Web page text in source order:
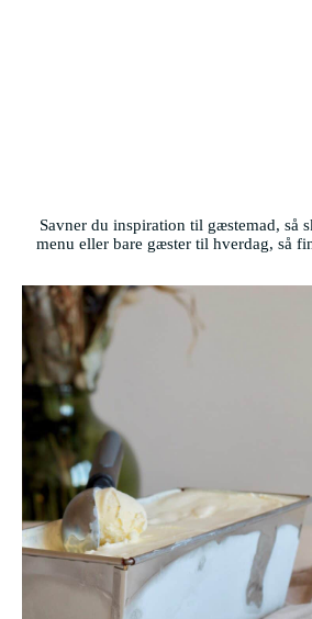
Savner du inspiration til gæstemad, så
menu eller bare gæster til hverdag, så